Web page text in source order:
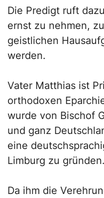
Die Predigt ruft
ernst zu nehmen,
geistlichen
werden.
Vater Matthias ist
orthodoxen
‍wurde von Bischof
und ganz
eine
Limburg zu gründen.
Da ihm die